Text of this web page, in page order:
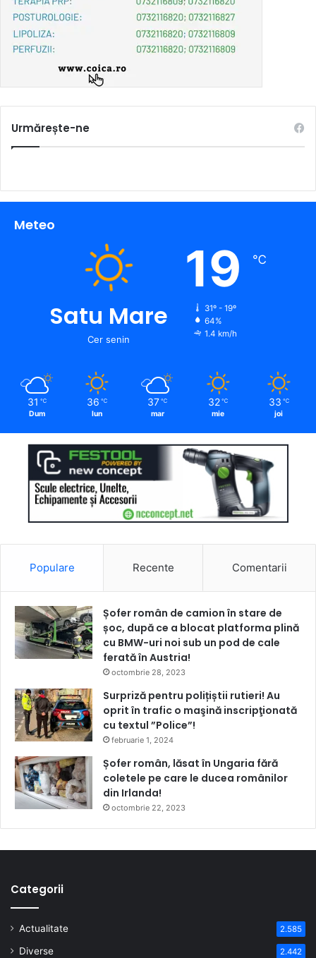
Urmărește-ne
Meteo
Satu Mare
Cer senin
19 ℃
31º - 19º
64%
1.4 km/h
31 ℃
Dum
36 ℃
lun
37 ℃
mar
32 ℃
mie
33 ℃
joi
Populare Recente Comentarii
Șofer român de camion în stare de
șoc, după ce a blocat platforma plină
cu BMW-uri noi sub un pod de cale
ferată în Austria!
octombrie 28, 2023
Surpriză pentru polițiștii rutieri! Au
oprit în trafic o maşină inscripţionată
cu textul ”Police”!
februarie 1, 2024
Șofer român, lăsat în Ungaria fără
coletele pe care le ducea românilor
din Irlanda!
octombrie 22, 2023
Categorii
Actualitate 2.585
Diverse 2.442